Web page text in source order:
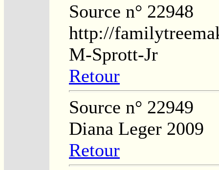
Source n° 22948
http://
M-Sprott-Jr
Retour
Source n° 22949
Diana Leger 2009
Retour